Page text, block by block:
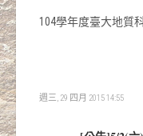
104學年度臺大地質
週三, 29 四月 2015 14:55